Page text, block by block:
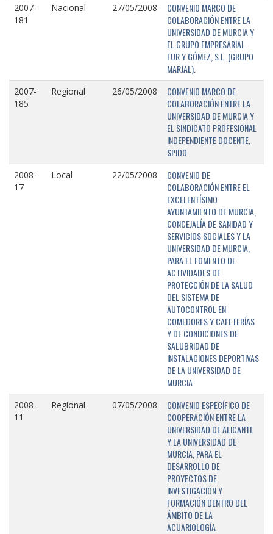
2007-
181
Nacional 27/05/2008
CONVENIO MARCO DE
COLABORACIÓN ENTRE LA
UNIVERSIDAD DE MURCIA Y
EL GRUPO EMPRESARIAL
FUR Y GÓMEZ, S.L. (GRUPO
MARJAL).
2007-
185
Regional 26/05/2008
CONVENIO MARCO DE
COLABORACIÓN ENTRE LA
UNIVERSIDAD DE MURCIA Y
EL SINDICATO PROFESIONAL
INDEPENDIENTE DOCENTE,
SPIDO
2008-
17
Local 22/05/2008
CONVENIO DE
COLABORACIÓN ENTRE EL
EXCELENTÍSIMO
AYUNTAMIENTO DE MURCIA,
CONCEJALÍA DE SANIDAD Y
SERVICIOS SOCIALES Y LA
UNIVERSIDAD DE MURCIA,
PARA EL FOMENTO DE
ACTIVIDADES DE
PROTECCIÓN DE LA SALUD
DEL SISTEMA DE
AUTOCONTROL EN
COMEDORES Y CAFETERÍAS
Y DE CONDICIONES DE
SALUBRIDAD DE
INSTALACIONES DEPORTIVAS
DE LA UNIVERSIDAD DE
MURCIA
2008-
11
Regional 07/05/2008
CONVENIO ESPECÍFICO DE
COOPERACIÓN ENTRE LA
UNIVERSIDAD DE ALICANTE
Y LA UNIVERSIDAD DE
MURCIA, PARA EL
DESARROLLO DE
PROYECTOS DE
INVESTIGACIÓN Y
FORMACIÓN DENTRO DEL
ÁMBITO DE LA
ACUARIOLOGÍA